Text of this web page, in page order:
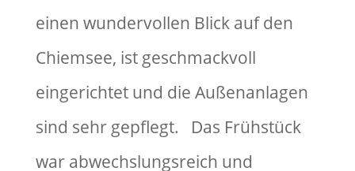
einen wundervollen Blick auf den
Chiemsee, ist geschmackvoll
eingerichtet und die Außenanlagen
sind sehr gepflegt. Das Frühstück
war abwechslungsreich und